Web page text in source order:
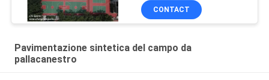
CONTACT
Pavimentazione sintetica del campo da
pallacanestro